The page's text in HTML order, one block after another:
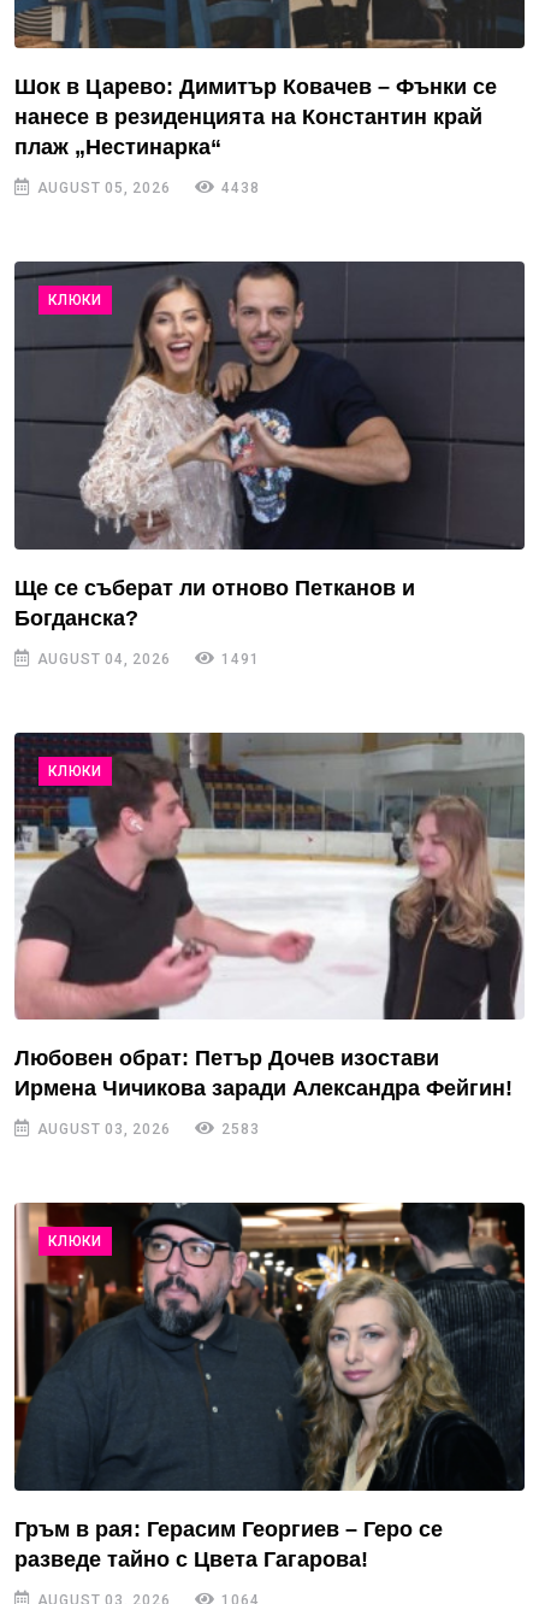
Шок в Царево: Димитър Ковачев – Фънки се
нанесе в резиденцията на Константин край
плаж „Нестинарка“
AUGUST 05, 2026 4438
КЛЮКИ
Ще се съберат ли отново Петканов и
Богданска?
AUGUST 04, 2026 1491
КЛЮКИ
Любовен обрат: Петър Дочев изостави
Ирмена Чичикова заради Александра Фейгин!
AUGUST 03, 2026 2583
КЛЮКИ
Гръм в рая: Герасим Георгиев – Геро се
разведе тайно с Цвета Гагарова!
AUGUST 03, 2026 1064